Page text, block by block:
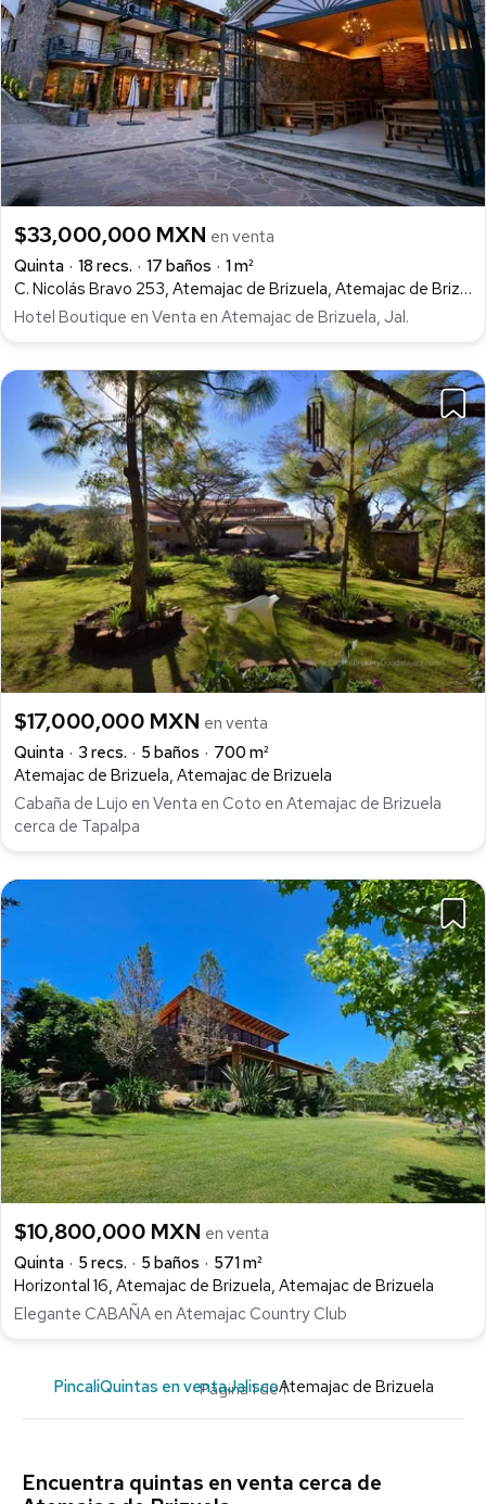
$33,000,000 MXN en venta
Quinta
18 recs. 17 baños
1 m²
C. Nicolás Bravo 253, Atemajac de Brizuela, Atemajac de Brizuela
Hotel Boutique en Venta en Atemajac de Brizuela, Jal.
$17,000,000 MXN en venta
Quinta
3 recs. 5 baños
700 m²
Atemajac de Brizuela, Atemajac de Brizuela
Cabaña de Lujo en Venta en Coto en Atemajac de Brizuela
cerca de Tapalpa
$10,800,000 MXN en venta
Quinta
5 recs. 5 baños
571 m²
Horizontal 16, Atemajac de Brizuela, Atemajac de Brizuela
Elegante CABAÑA en Atemajac Country Club
Página 1 de 1
PincaliQuintas en ventaJaliscoAtemajac de Brizuela
Encuentra quintas en venta cerca de